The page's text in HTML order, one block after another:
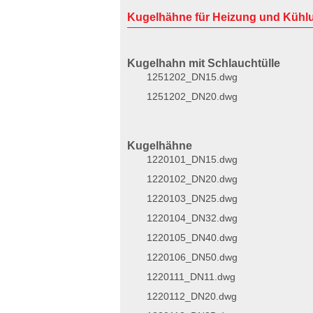
Kugelhähne für Heizung und
Kugelhahn mit Schlauchtülle
1251202_DN15.dwg
1251202_DN20.dwg
Kugelhähne
1220101_DN15.dwg
1220102_DN20.dwg
1220103_DN25.dwg
1220104_DN32.dwg
1220105_DN40.dwg
1220106_DN50.dwg
1220111_DN11.dwg
1220112_DN20.dwg